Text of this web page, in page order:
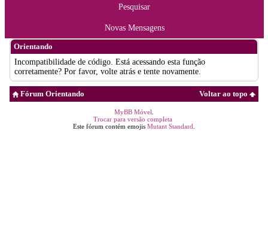
Pesquisar
Novas Mensagens
Orientando
Incompatibilidade de código. Está acessando esta função
corretamente? Por favor, volte atrás e tente novamente.
Voltar ao topo
Fórum Orientando
MyBB Móvel
Trocar para versão completa
Este fórum contém emojis Mutant Standard